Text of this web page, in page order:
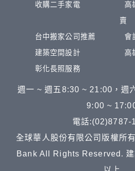
收購二手家電
高
賣
台中搬家公司推薦
會
建築空間設計
高
彰化長照服務
週一 ~ 週五8:30 ~ 21:00，週
9:00 ~
電話:(02)8787-
全球華人股份有限公司版權所
Bank All Rights Reserved.